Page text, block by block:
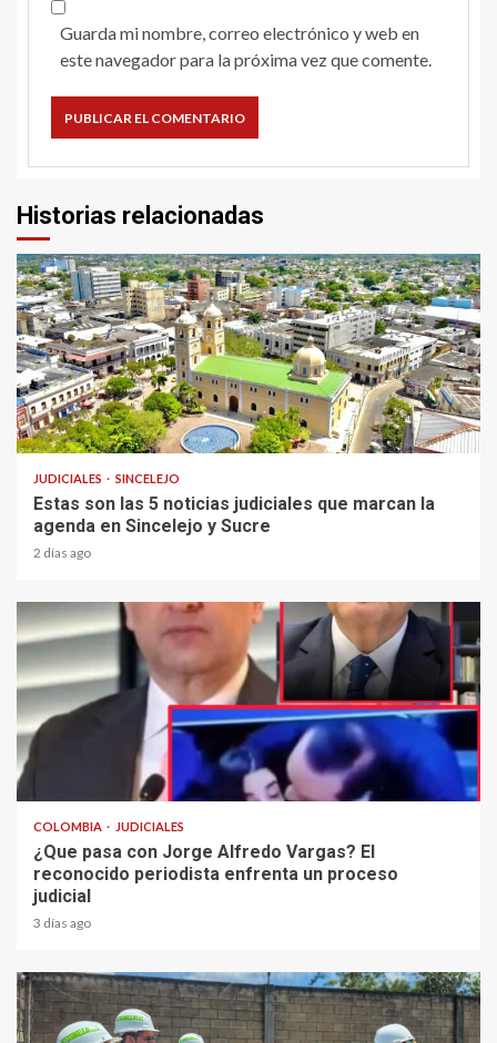
Guarda mi nombre, correo electrónico y web en
este navegador para la próxima vez que comente.
Historias relacionadas
2 min read
JUDICIALES SINCELEJO
Estas son las 5 noticias judiciales que marcan la
agenda en Sincelejo y Sucre
2 días ago
COLOMBIA JUDICIALES
¿Que pasa con Jorge Alfredo Vargas? El
reconocido periodista enfrenta un proceso
judicial
3 días ago